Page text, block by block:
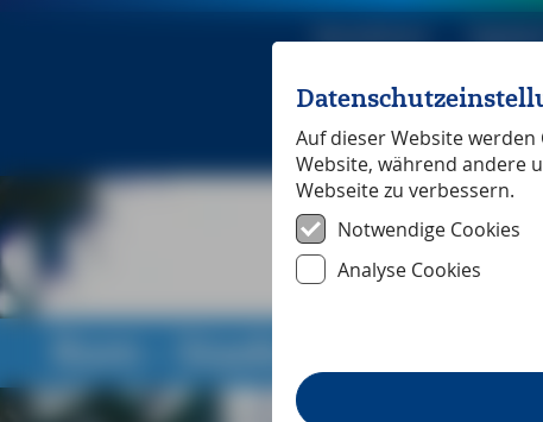
Reiseführer
Michael
Auf dieser Website
Website, während andere
Webseite zu verbessern.
Notwendige Cookies
Analyse Cookies